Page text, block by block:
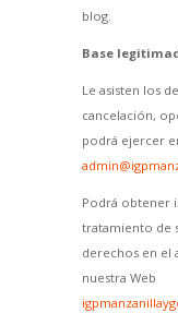
blog.
Base
Le asisten los
cancelación,
podrá ejercer
Podrá obtener
tratamiento de
derechos en el
nuestra Web